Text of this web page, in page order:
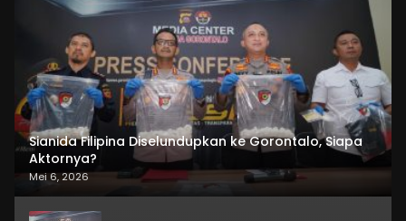
Sianida Filipina Diselundupkan ke Gorontalo, Siapa
Aktornya?
Mei 6, 2026